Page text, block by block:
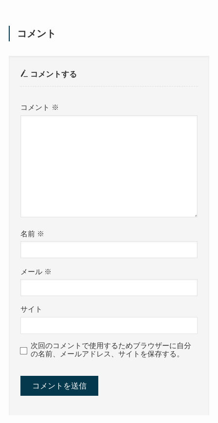
コメント
コメントする
コメント ※
名前 ※
メール ※
サイト
次回のコメントで使用するためブラウザーに自分
の名前、メールアドレス、サイトを保存する。